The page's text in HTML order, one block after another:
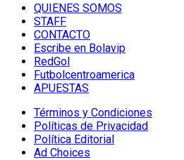
QUIENES SOMOS
STAFF
CONTACTO
Escribe en Bolavip
RedGol
Futbolcentroamerica
APUESTAS
Términos y Condiciones
Políticas de Privacidad
Política Editorial
Ad Choices